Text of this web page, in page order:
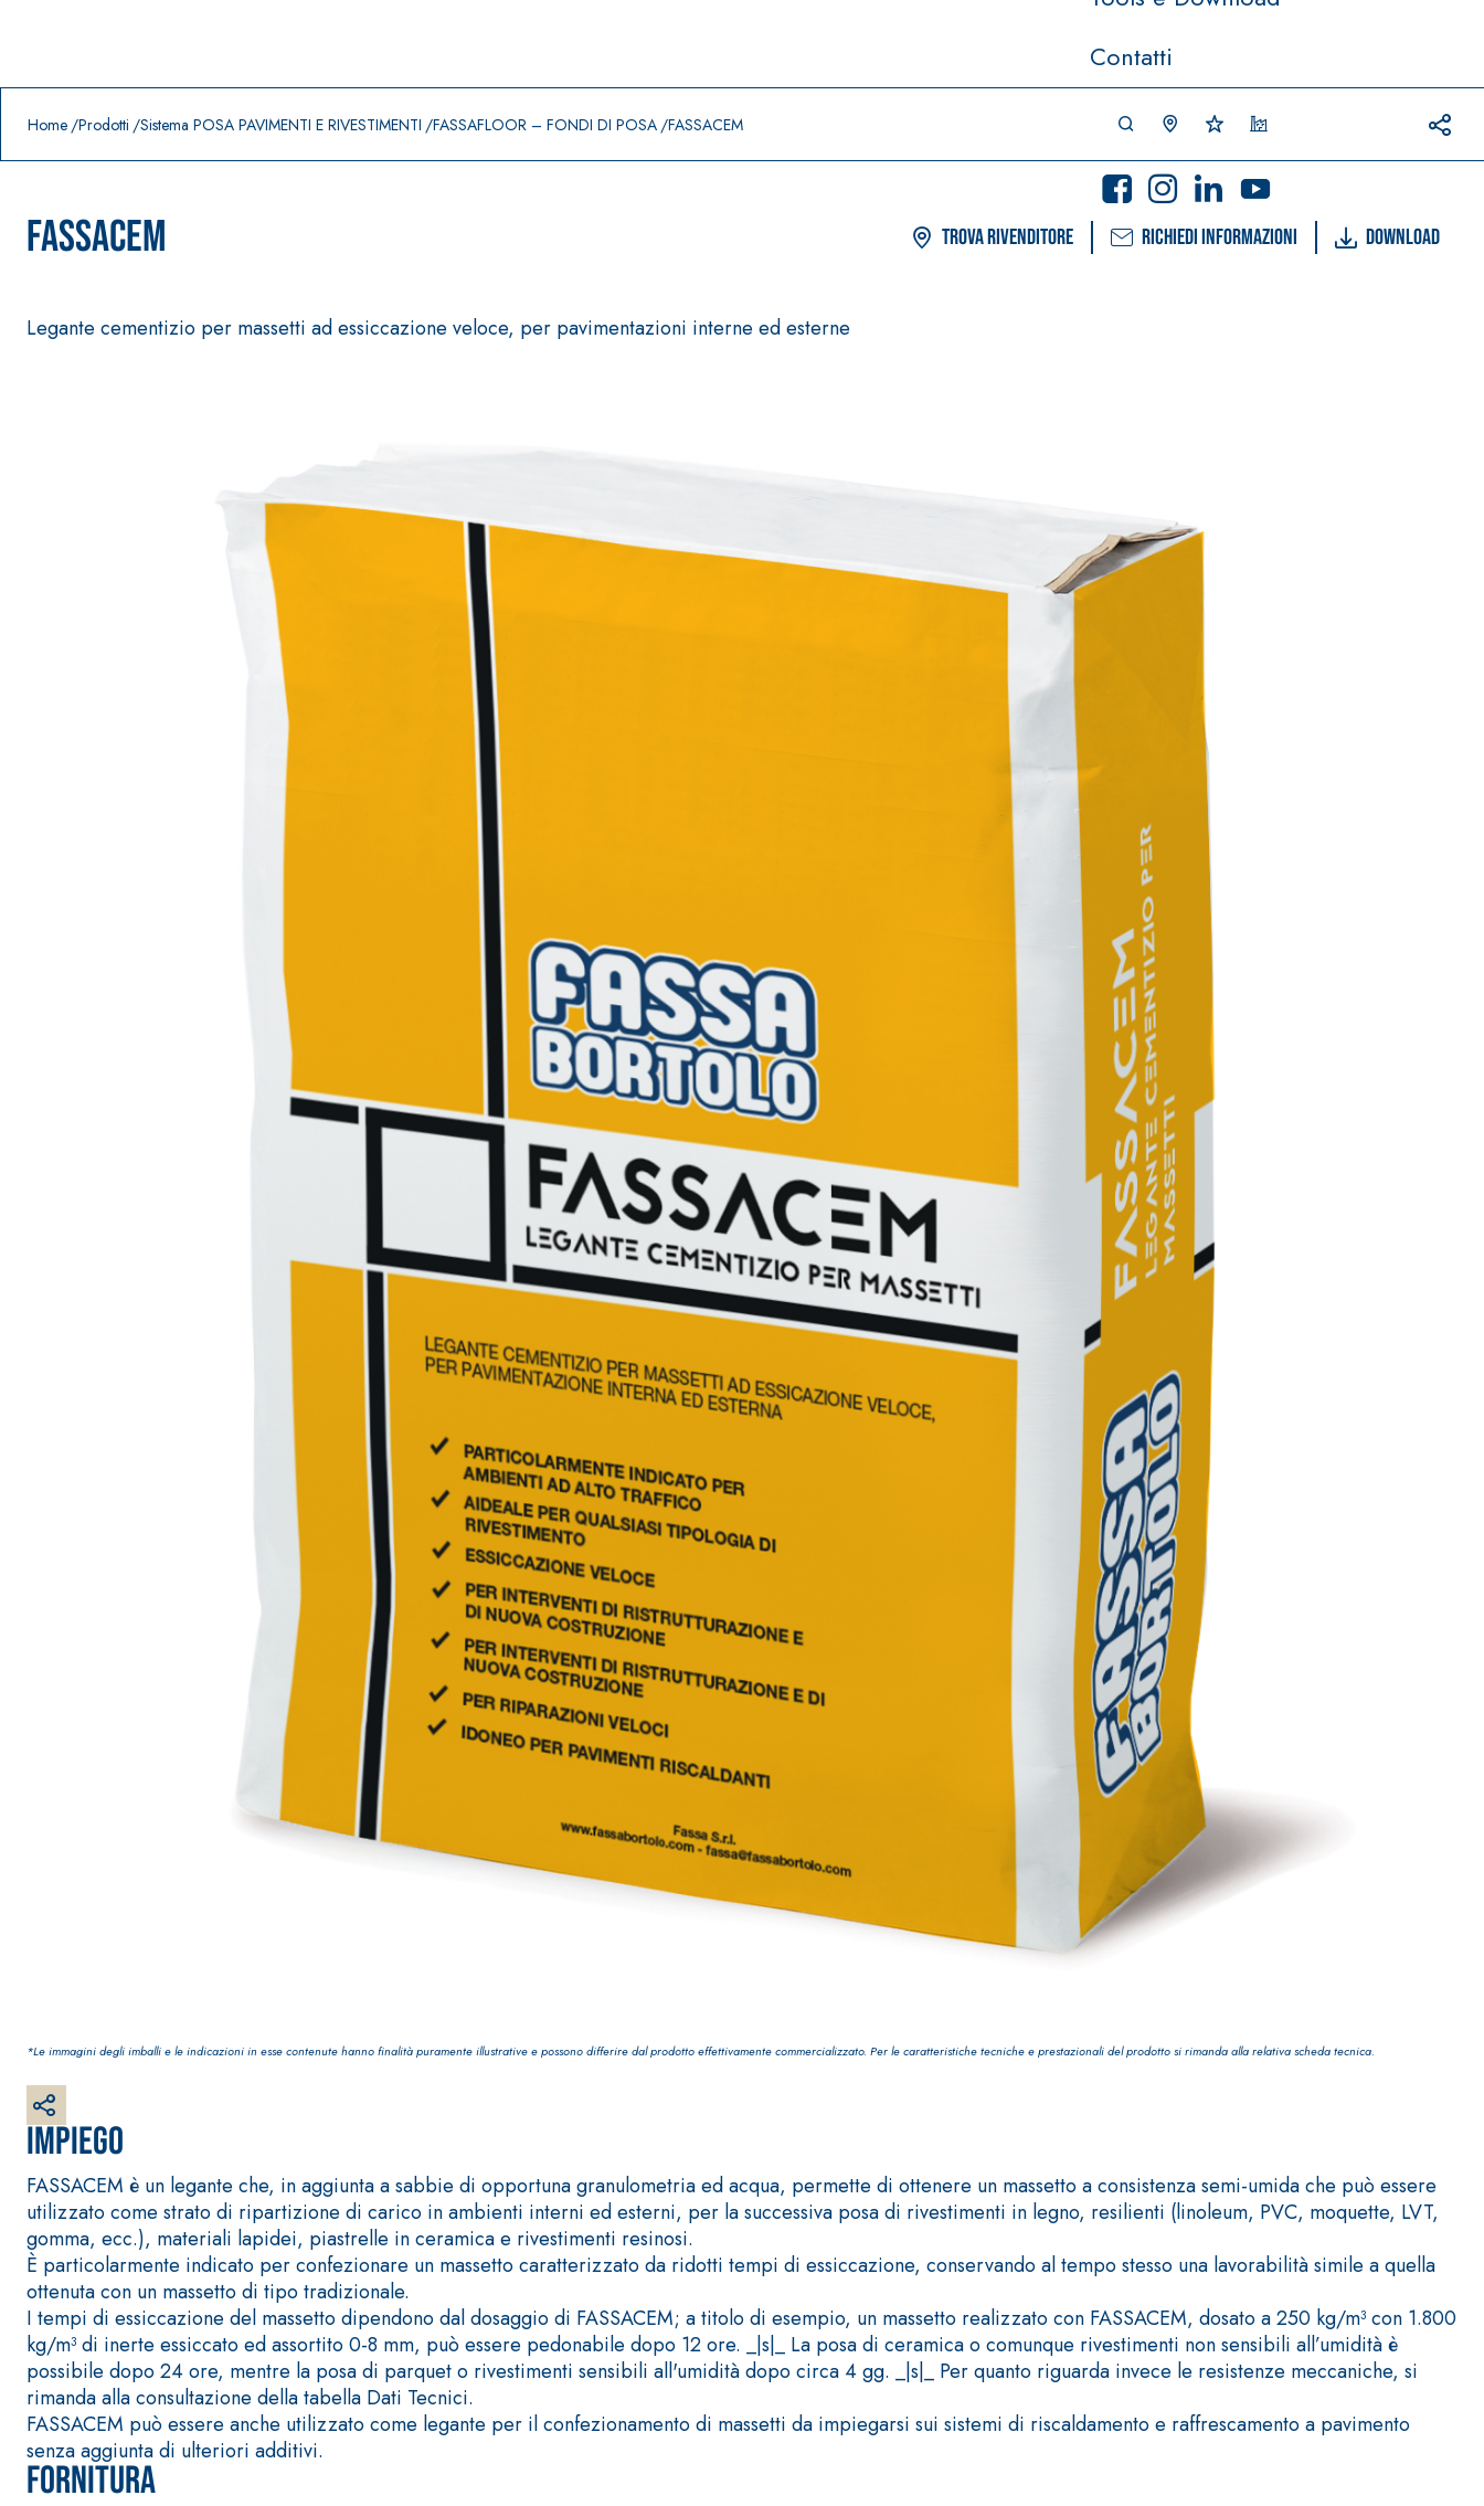
Contatti
Home Prodotti Sistema POSA PAVIMENTI E RIVESTIMENTI FASSAFLOOR – FONDI DI POSA FASSACEM
FASSACEM Trova rivenditore Richiedi informazioni Download
Legante cementizio per massetti ad essiccazione veloce, per pavimentazioni interne ed esterne
Impiego
FASSACEM è un legante che, in aggiunta a sabbie di opportuna granulometria ed acqua, permette di ottenere un massetto a consistenza semi-umida che può essere
utilizzato come strato di ripartizione di carico in ambienti interni ed esterni, per la successiva posa di rivestimenti in legno, resilienti (linoleum, PVC, moquette, LVT,
gomma, ecc.), materiali lapidei, piastrelle in ceramica e rivestimenti resinosi.
È particolarmente indicato per confezionare un massetto caratterizzato da ridotti tempi di essiccazione, conservando al tempo stesso una lavorabilità simile a quella
ottenuta con un massetto di tipo tradizionale.
I tempi di essiccazione del massetto dipendono dal dosaggio di FASSACEM; a titolo di esempio, un massetto realizzato con FASSACEM, dosato a 250 kg/m³ con 1.800
kg/m³ di inerte essiccato ed assortito 0-8 mm, può essere pedonabile dopo 12 ore. _|s|_ La posa di ceramica o comunque rivestimenti non sensibili all’umidità è
possibile dopo 24 ore, mentre la posa di parquet o rivestimenti sensibili all'umidità dopo circa 4 gg. _|s|_ Per quanto riguarda invece le resistenze meccaniche, si
rimanda alla consultazione della tabella Dati Tecnici.
FASSACEM può essere anche utilizzato come legante per il confezionamento di massetti da impiegarsi sui sistemi di riscaldamento e raffrescamento a pavimento
senza aggiunta di ulteriori additivi.
Fornitura
*Le immagini degli imballi e le indicazioni in esse contenute hanno finalità puramente illustrative e possono differire dal prodotto effettivamente commercializzato. Per le caratteristiche tecniche e prestazionali del prodotto si rimanda alla relativa scheda tecnica.
Prodotti in primo piano
Sistema POSA PAVIMENTI E RIVESTIMENTI – IMPERMEABILIZZANTI
Guaina impermeabilizzante elastica monocomponente polimero
PITTURE
Idropittura decorativa ultra opaca ad elevata qualità per interni
Sistema INTONACATURA E COSTRUZIONE PRODOTTI A BASE CALCE AEREA
Intonaco di fondo bianco fibrorinforzato a base di calce aerea, per
Sistema GYPSOTECH®
GypsoLIGNUM TIPO DEFH1IR
Sistema RIPRISTINO DEL CALCESTRUZZO
GEOACTIVE R4 40
Malta rapida contenente speciali leganti solfatoresistenti, polimero-
modificata, tixotropica, fibrorinforzata, per la passivazione, riparazione,
rasatura e protezione di strutture in calcestruzzo
FASSAFLOOR LA 8.30
Lisciatura autolivellante a base di anidrite e quarzo, ad alta conducibilità
termica per la realizzazione di massetti radianti a basso spessore in
ambienti interni.